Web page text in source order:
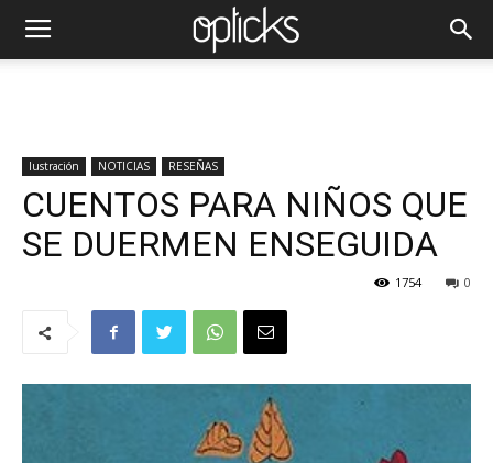
Iustración NOTICIAS RESEÑAS
CUENTOS PARA NIÑOS QUE
SE DUERMEN ENSEGUIDA
0
1754